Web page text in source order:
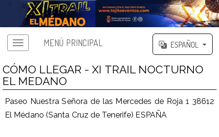
MENÚ PRINCIPAL ESPAÑOL
CÓMO LLEGAR - XI TRAIL NOCTURNO
EL MEDANO
Paseo Nuestra Señora de las Mercedes de Roja 1 38612
El Médano (Santa Cruz de Tenerife) ESPAÑA